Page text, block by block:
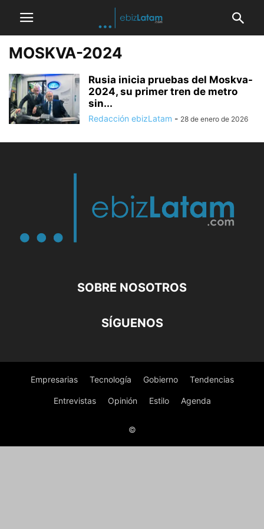
MOSKVA-2024
Rusia inicia pruebas del Moskva-
2024, su primer tren de metro
sin...
Redacción ebizLatam - 28 de enero de 2026
SOBRE NOSOTROS
SÍGUENOS
Empresarias Tecnología Gobierno Tendencias
Entrevistas Opinión Estilo Agenda
©